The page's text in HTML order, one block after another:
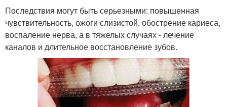
Последствия могут быть серьезными: повышенная
чувствительность, ожоги слизистой, обострение кариеса,
воспаление нерва, а в тяжелых случаях - лечение
каналов и длительное восстановление зубов.